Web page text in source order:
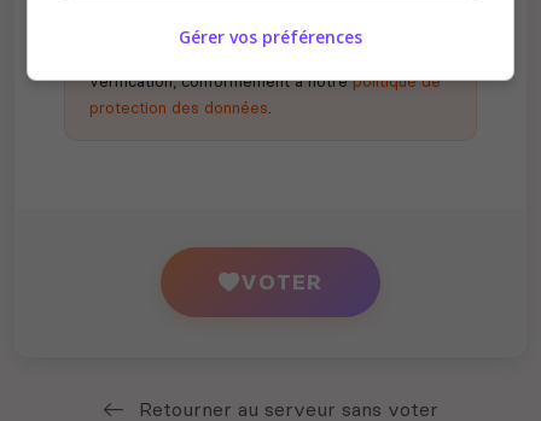
En votant, vous acceptez de nous partager
vérification, conformément à notrepolitique de
protection des données.
VOTER
Retourner au serveur sans voter
Gérer vos préférences